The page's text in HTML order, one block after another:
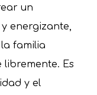
un
energizante,
familia
Es
y el